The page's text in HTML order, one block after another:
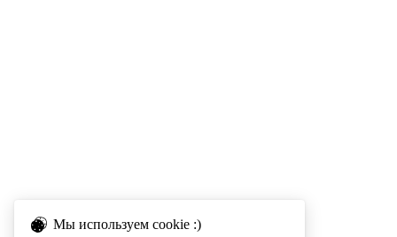
Мы используем cookie :)